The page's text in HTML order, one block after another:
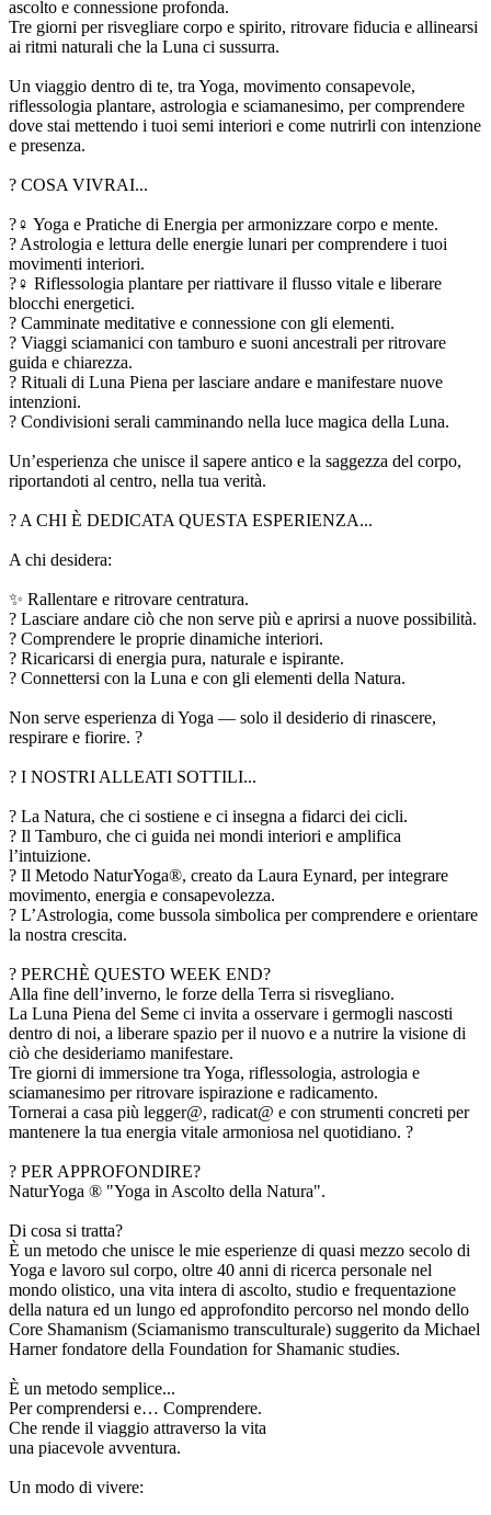
ascolto e connessione profonda.
Tre giorni per risvegliare corpo e spirito, ritrovare fiducia e allinearsi
ai ritmi naturali che la Luna ci sussurra.
Un viaggio dentro di te, tra Yoga, movimento consapevole,
riflessologia plantare, astrologia e sciamanesimo, per comprendere
dove stai mettendo i tuoi semi interiori e come nutrirli con intenzione
e presenza.
? COSA VIVRAI...
?‍♀️ Yoga e Pratiche di Energia per armonizzare corpo e mente.
? Astrologia e lettura delle energie lunari per comprendere i tuoi
movimenti interiori.
?‍♀️ Riflessologia plantare per riattivare il flusso vitale e liberare
blocchi energetici.
? Camminate meditative e connessione con gli elementi.
? Viaggi sciamanici con tamburo e suoni ancestrali per ritrovare
guida e chiarezza.
? Rituali di Luna Piena per lasciare andare e manifestare nuove
intenzioni.
? Condivisioni serali camminando nella luce magica della Luna.
Un’esperienza che unisce il sapere antico e la saggezza del corpo,
riportandoti al centro, nella tua verità.
? A CHI È DEDICATA QUESTA ESPERIENZA...
A chi desidera:
✨ Rallentare e ritrovare centratura.
? Lasciare andare ciò che non serve più e aprirsi a nuove possibilità.
? Comprendere le proprie dinamiche interiori.
? Ricaricarsi di energia pura, naturale e ispirante.
? Connettersi con la Luna e con gli elementi della Natura.
Non serve esperienza di Yoga — solo il desiderio di rinascere,
respirare e fiorire. ?
? I NOSTRI ALLEATI SOTTILI...
? La Natura, che ci sostiene e ci insegna a fidarci dei cicli.
? Il Tamburo, che ci guida nei mondi interiori e amplifica
l’intuizione.
? Il Metodo NaturYoga®, creato da Laura Eynard, per integrare
movimento, energia e consapevolezza.
? L’Astrologia, come bussola simbolica per comprendere e orientare
la nostra crescita.
? PERCHÈ QUESTO WEEK END?
Alla fine dell’inverno, le forze della Terra si risvegliano.
La Luna Piena del Seme ci invita a osservare i germogli nascosti
dentro di noi, a liberare spazio per il nuovo e a nutrire la visione di
ciò che desideriamo manifestare.
Tre giorni di immersione tra Yoga, riflessologia, astrologia e
sciamanesimo per ritrovare ispirazione e radicamento.
Tornerai a casa più legger@, radicat@ e con strumenti concreti per
mantenere la tua energia vitale armoniosa nel quotidiano. ?
?​ PER APPROFONDIRE?
NaturYoga ® "Yoga in Ascolto della Natura".
Di cosa si tratta?
È un metodo che unisce le mie esperienze di quasi mezzo secolo di
Yoga e lavoro sul corpo, oltre 40 anni di ricerca personale nel
mondo olistico, una vita intera di ascolto, studio e frequentazione
della natura ed un lungo ed approfondito percorso nel mondo dello
Core Shamanism (Sciamanismo transculturale) suggerito da Michael
Harner fondatore della Foundation for Shamanic studies.
È un metodo semplice...
Per comprendersi e… Comprendere.
Che rende il viaggio attraverso la vita
una piacevole avventura.
Un modo di vivere: